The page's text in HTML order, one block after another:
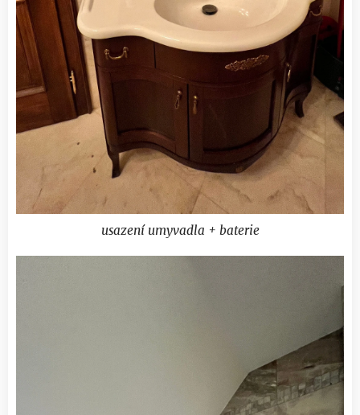
usazení umyvadla + baterie